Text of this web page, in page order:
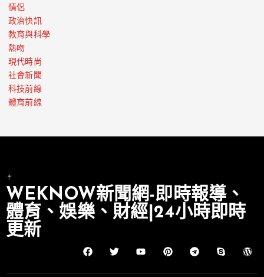
情侶
政治快訊
教育與科學
熱吻
現代時尚
社會新聞
科技前線
體育前線
WEKNOW新聞網-即時報導、
體育、娛樂、財經|24小時即時
更新